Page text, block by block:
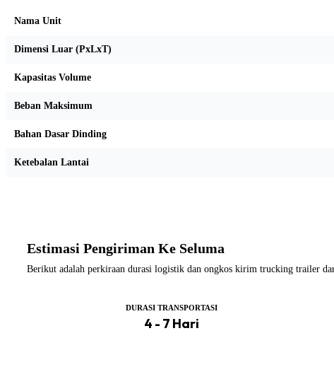
Nama Unit
Dimensi Luar (PxLxT)
Kapasitas Volume
Beban Maksimum
Bahan Dasar Dinding
Ketebalan Lantai
Estimasi Pengiriman Ke Seluma
Berikut adalah perkiraan durasi logistik dan ongkos kirim trucking trailer
DURASI TRANSPORTASI
4 - 7 Hari